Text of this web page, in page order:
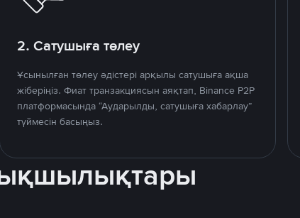
2. Сатушыға төлеу
Ұсынылған төлеу әдістері арқылы сатушыға ақша
жіберіңіз. Фиат транзакциясын аяқтап, Binance P2P
платформасында “Аударылды, сатушыға хабарлау”
түймесін басыңыз.